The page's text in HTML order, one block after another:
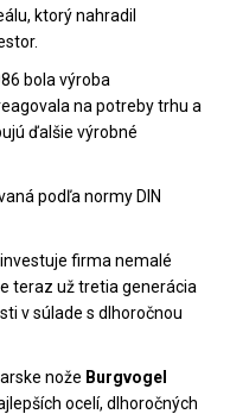
ktorý nahradil
bola výroba
na potreby trhu a
ďalšie výrobné
podľa normy DIN
firma nemalé
teraz už tretia generácia
v súlade s dlhoročnou
nože Burgvogel
ocelí, dlhoročných